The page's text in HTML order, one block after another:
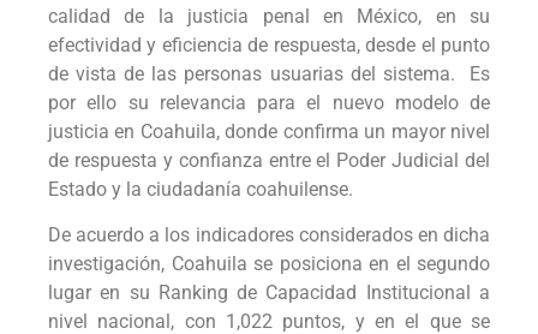
calidad de la justicia penal en México, en su
efectividad y eficiencia de respuesta, desde el punto
de vista de las personas usuarias del sistema. Es
por ello su relevancia para el nuevo modelo de
justicia en Coahuila, donde confirma un mayor nivel
de respuesta y confianza entre el Poder Judicial del
Estado y la ciudadanía coahuilense.
De acuerdo a los indicadores considerados en dicha
investigación, Coahuila se posiciona en el segundo
lugar en su Ranking de Capacidad Institucional a
nivel nacional, con 1,022 puntos, y en el que se